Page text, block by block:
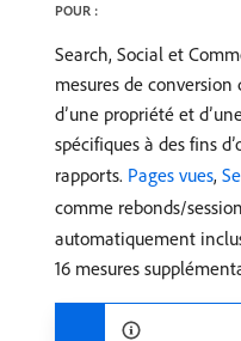
POUR :
Search, Social et
mesures de conversion
d’une propriété et
spécifiques à des fins
rapports. Pages vues,
comme rebonds/
automatiquement
16 mesures